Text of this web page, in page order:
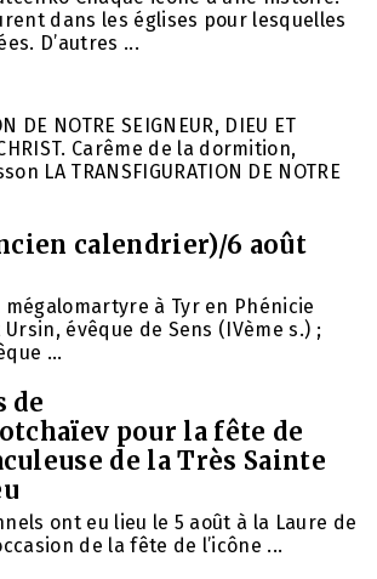
dans les églises pour lesquelles
D’autres ...
DE NOTRE SEIGNEUR, DIEU ET
CHRIST. Carême de la dormition,
LA TRANSFIGURATION DE NOTRE
calendrier)/6 août
à Tyr en Phénicie
évêque de Sens (IVème s.) ;
...
de
pour la fête de
de la Très Sainte
ont eu lieu le 5 août à la Laure de
de la fête de l’icône ...